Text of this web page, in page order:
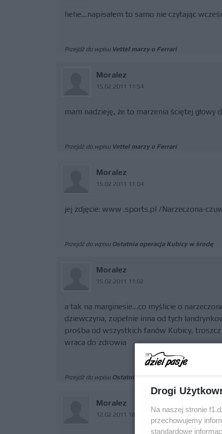
hehe....napisałem to samo nie czytając
Przejdź do wpisu Vettel marzy o Ferrari
Moralez
15.02.2011 11:54
mam nadzieję, że to marzenia ściętej głowy
Przejdź do wpisu Vettel marzy o Ferrari
Moralez
15.02.2011 11:04
jej zdjęcie: www .sports.pl /Narzeczona-
Przejdź do wpisu Ostatnia operacja Kubicy w środę
Moralez
15.02.2011 11:02
a tak na marginesie....co myślicie o
dziewczyna, zupełnie inna od tych
prośba od wszystkich fanów Kubicy,
wraca do zdrowia
Przejdź do wpisu Ostatnia operacja Kubicy w środę
Moralez
12.02.2011 18:06
Drogi
Na naszej stronie
przechowujemy
standardowe